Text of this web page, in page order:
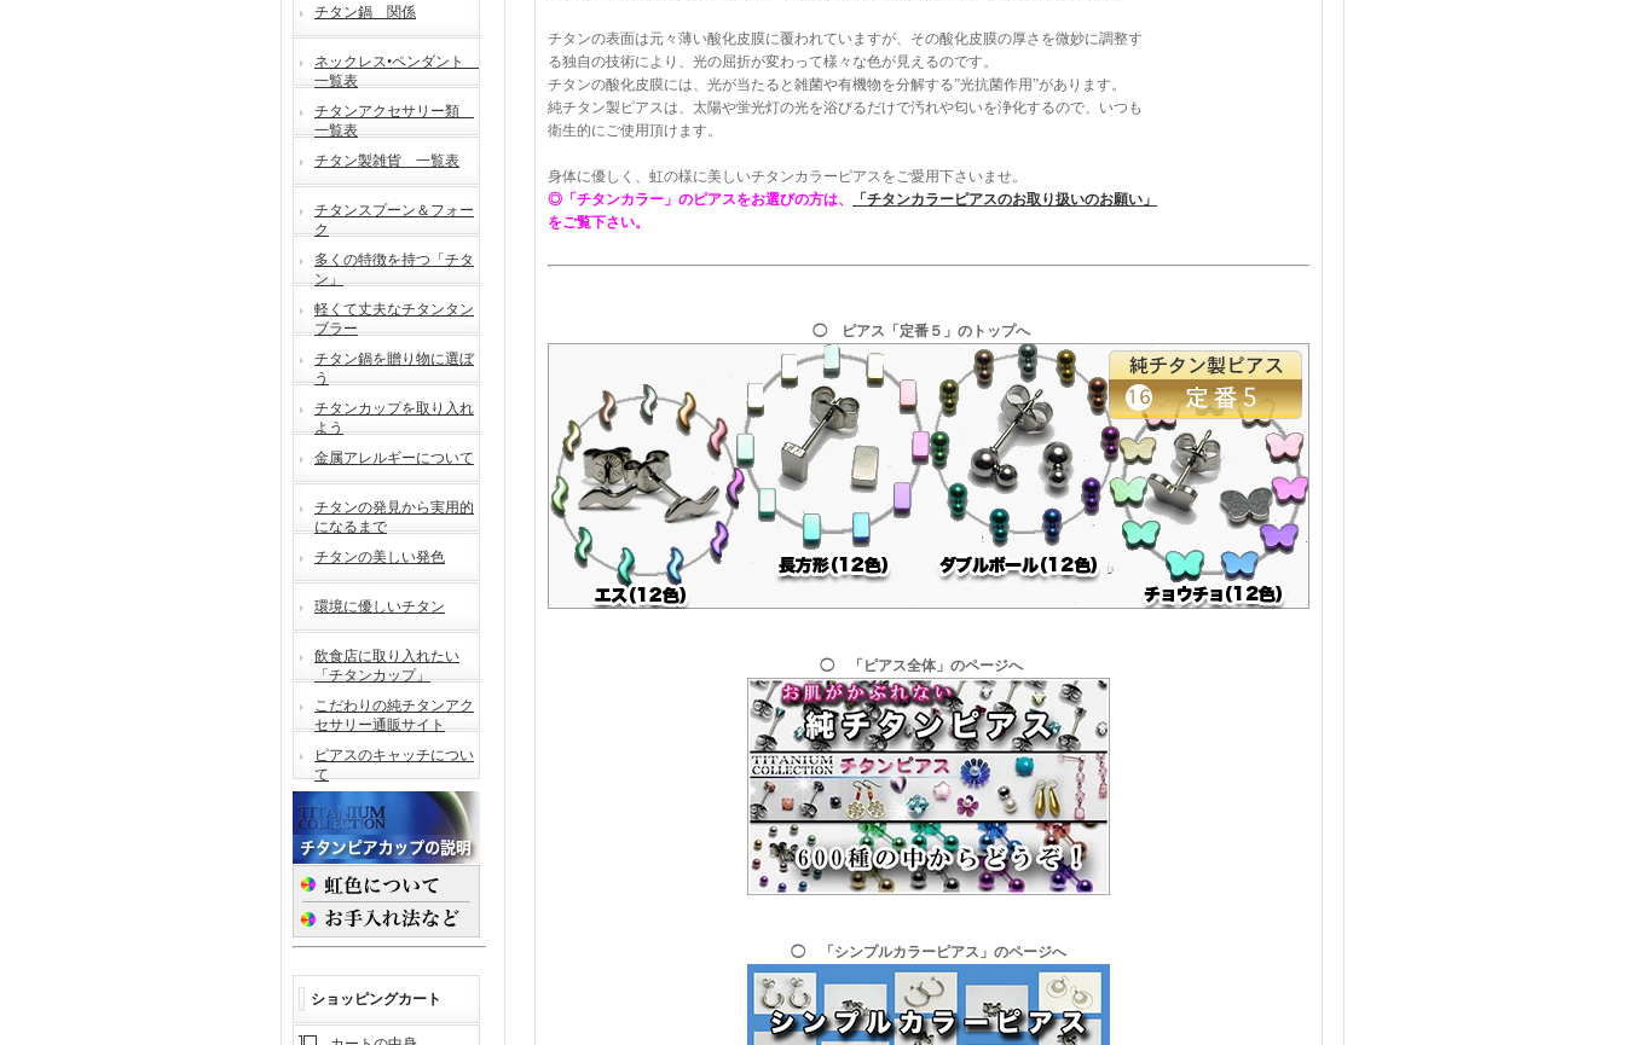
チタン鍋 関係
ネックレス•ペンダント
一覧表
チタンアクセサリー類
一覧表
チタン製雑貨 一覧表
チタンスプーン＆フォー
ク
多くの特徴を持つ「チタ
ン」
軽くて丈夫なチタンタン
ブラー
チタン鍋を贈り物に選ぼ
う
チタンカップを取り入れ
よう
金属アレルギーについて
チタンの発見から実用的
になるまで
チタンの美しい発色
環境に優しいチタン
飲食店に取り入れたい
「チタンカップ」
こだわりの純チタンアク
セサリー通販サイト
ピアスのキャッチについ
て
ショッピングカート
チタンの表面は元々薄い酸化皮膜に覆われていますが、その酸化皮膜の厚さを微妙に調整す
る独自の技術により、光の屈折が変わって様々な色が見えるのです。
チタンの酸化皮膜には、光が当たると雑菌や有機物を分解する”光抗菌作用”があります。
純チタン製ピアスは、太陽や蛍光灯の光を浴びるだけで汚れや匂いを浄化するので、いつも
衛生的にご使用頂けます。
身体に優しく、虹の様に美しいチタンカラーピアスをご愛用下さいませ。
◎「チタンカラー」のピアスをお選びの方は、
「チタンカラーピアスのお取り扱いのお願い」
をご覧下さい。
◯ ピアス「定番５」のトップへ
◯ 「ピアス全体」のページへ
◯ 「シンプルカラーピアス」のページへ